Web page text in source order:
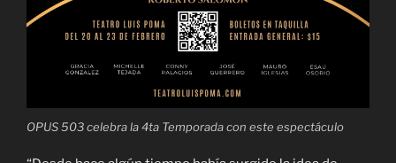
OPUS 503 celebra la 4ta Temporada con este espectáculo